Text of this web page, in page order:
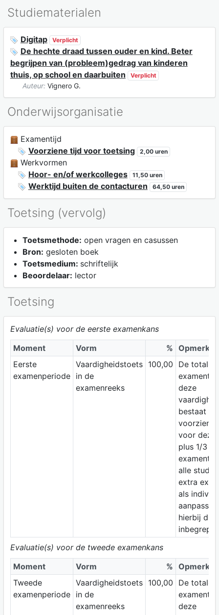
Studiematerialen
Digitap Verplicht
De hechte draad tussen ouder en kind. Beter
begrijpen van (probleem)gedrag van kinderen
thuis, op school en daarbuiten
Verplicht
Auteur: Vignero G.
Onderwijsorganisatie
Examentijd
Voorziene tijd voor toetsing
2,00 uren
Werkvormen
Hoor- en/of werkcolleges
11,50 uren
Werktijd buiten de contacturen 64,50 uren
Toetsing (vervolg)
Toetsmethode: open vragen en casussen
Bron: gesloten boek
Toetsmedium: schriftelijk
Beoordelaar: lector
Toetsing
Evaluatie(s) voor de eerste examenkans
Moment
Vorm %
Eerste
examenperiode
Vaardigheidstoets
in de
examenreeks
100,00
De totale
deze
bestaat
voorziene
voor deze
plus 1/3
alle
extra
als
hierbij dus
Evaluatie(s) voor de tweede examenkans
Moment
Vorm %
Tweede
examenperiode
Vaardigheidstoets
in de
examenreeks
100,00
De totale
deze